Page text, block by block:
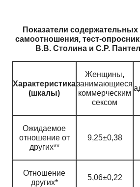
Показатели содержательных
самоотношения, тест-
В.В. Столина и С.Р.
Характеристика
(шкалы)
Женщины,
занимающиеся
коммерческим
сексом
Ожидаемое
отношение от
других**
9,25±0,38
Отношение
других*
5,06±0,22